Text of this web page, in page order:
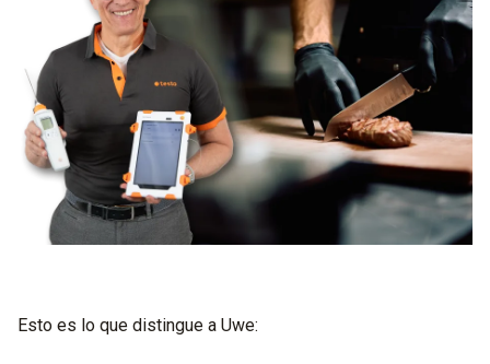
Esto es lo que distingue a Uwe: